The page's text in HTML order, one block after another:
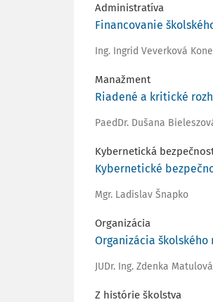
Administratíva
Financovanie
Ing. Ingrid Veverková
Manažment
Riadené a kritické
PaedDr. Dušana
Kybernetická
Kybernetické
Mgr. Ladislav Šnapko
Organizácia
Organizácia
JUDr. Ing. Zdenka
Z histórie školstva